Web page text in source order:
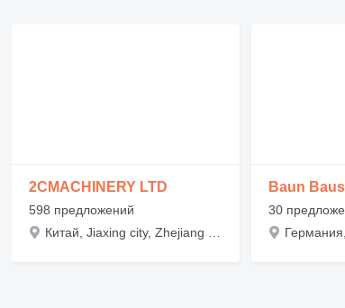
2CMACHINERY LTD
598 предложений
Baun
30